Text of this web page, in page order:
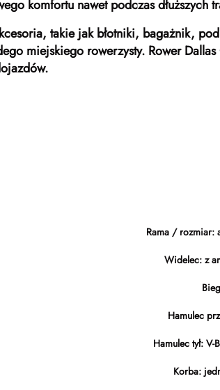
komfortu nawet podczas dłuższych
takie jak błotniki, bagażnik,
miejskiego rowerzysty. Rower
Rama / rozmiar:
Widelec: z
Hamulec
Hamulec tył:
Korba: